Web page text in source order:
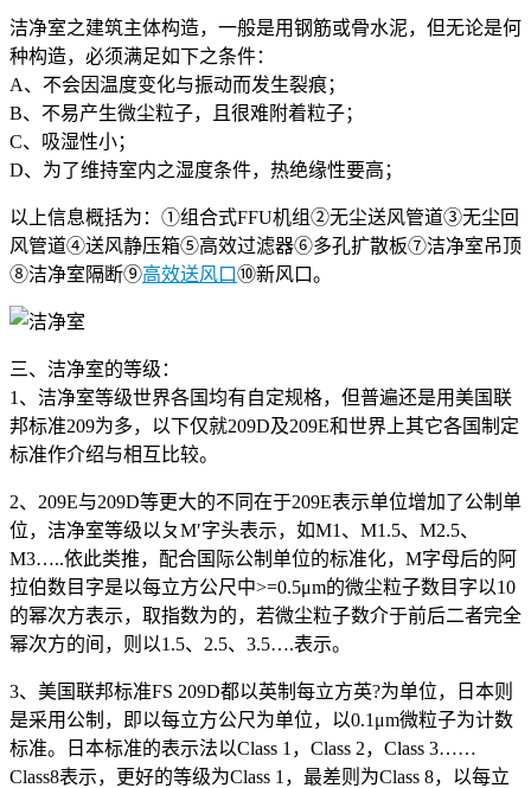
洁净室之建筑主体构造，一般是用钢筋或骨水泥，但无论是何
种构造，必须满足如下之条件：
A、不会因温度变化与振动而发生裂痕；
B、不易产生微尘粒子，且很难附着粒子；
C、吸湿性小；
D、为了维持室内之湿度条件，热绝缘性要高；
以上信息概括为：①组合式FFU机组②无尘送风管道③无尘回
风管道④送风静压箱⑤高效过滤器⑥多孔扩散板⑦洁净室吊顶
⑧洁净室隔断⑨高效送风口⑩新风口。
三、洁净室的等级：
1、洁净室等级世界各国均有自定规格，但普遍还是用美国联
邦标准209为多，以下仅就209D及209E和世界上其它各国制定
标准作介绍与相互比较。
2、209E与209D等更大的不同在于209E表示单位增加了公制单
位，洁净室等级以ㄆM′字头表示，如M1、M1.5、M2.5、
M3…..依此类推，配合国际公制单位的标准化，M字母后的阿
拉伯数目字是以每立方公尺中>=0.5μm的微尘粒子数目字以10
的幂次方表示，取指数为的，若微尘粒子数介于前后二者完全
幂次方的间，则以1.5、2.5、3.5….表示。
3、美国联邦标准FS 209D都以英制每立方英?为单位，日本则
是采用公制，即以每立方公尺为单位，以0.1μm微粒子为计数
标准。日本标准的表示法以Class 1，Class 2，Class 3……
Class8表示，更好的等级为Class 1，最差则为Class 8，以每立